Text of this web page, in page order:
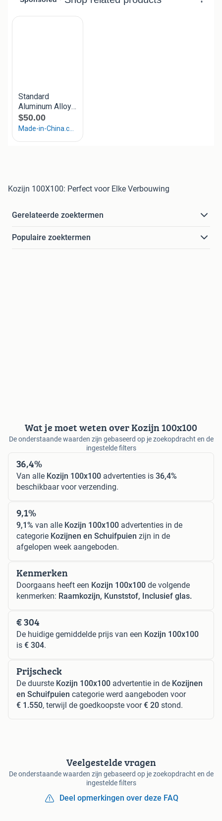
Kozijn 100X100: Perfect voor Elke Verbouwing
Gerelateerde zoektermen
Populaire zoektermen
Wat je moet weten over Kozijn 100x100
De onderstaande waarden zijn gebaseerd op je zoekopdracht en de
ingestelde filters
36,4%
Van alle Kozijn 100x100 advertenties is 36,4%
beschikbaar voor verzending.
9,1%
9,1% van alle Kozijn 100x100 advertenties in de
categorie Kozijnen en Schuifpuien zijn in de
afgelopen week aangeboden.
Kenmerken
Doorgaans heeft een Kozijn 100x100 de volgende
kenmerken: Raamkozijn, Kunststof, Inclusief glas.
€ 304
De huidige gemiddelde prijs van een Kozijn 100x100
is € 304.
Prijscheck
De duurste Kozijn 100x100 advertentie in de Kozijnen
en Schuifpuien categorie werd aangeboden voor
€ 1.550, terwijl de goedkoopste voor€ 20 stond.
Veelgestelde vragen
De onderstaande waarden zijn gebaseerd op je zoekopdracht en de
ingestelde filters
Deel opmerkingen over deze FAQ